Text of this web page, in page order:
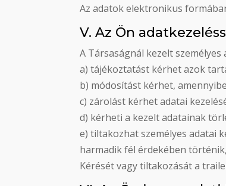
Az adatok elektronikus
V. Az Ön
​A Társaságnál kezelt
a) tájékoztatást kérhet azok
b) módosítást kérhet,
c) zárolást kérhet adatai
d) kérheti a kezelt adatainak
e) tiltakozhat személyes adatai
harmadik fél érdekében
Kérését vagy tiltakozását a